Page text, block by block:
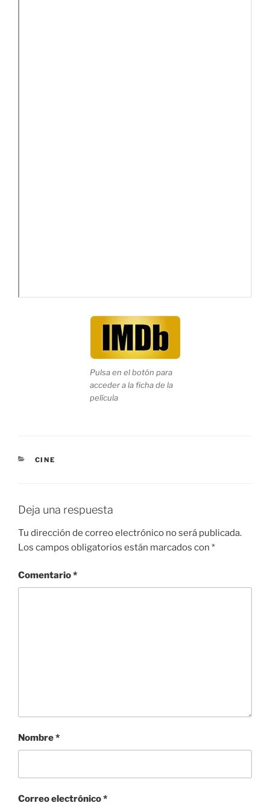
Pulsa en el botón para
acceder a la ficha de la
película
CATEGORÍAS
CINE
Deja una respuesta
Tu dirección de correo electrónico no será publicada.
Los campos obligatorios están marcados con *
Comentario*
Nombre*
Correo electrónico*